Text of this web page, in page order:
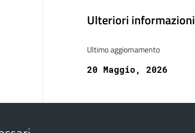
Ulteriori informazioni
Ultimo aggiornamento
20 Maggio, 2026